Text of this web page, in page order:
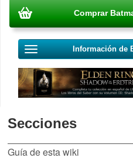
Comprar
Información de
Secciones
Guía de esta wiki